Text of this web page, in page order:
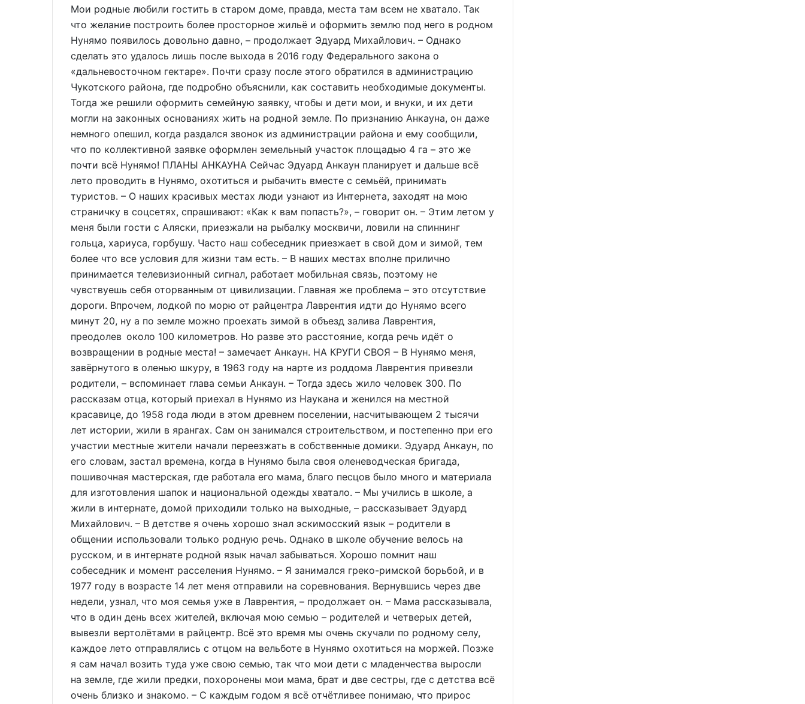
Мои родные любили гостить в старом доме, правда, места там всем не хватало. Так
что желание построить более просторное жильё и оформить землю под него в родном
Нунямо появилось довольно давно, – продолжает Эдуард Михайлович. – Однако
сделать это удалось лишь после выхода в 2016 году Федерального закона о
«дальневосточном гектаре». Почти сразу после этого обратился в администрацию
Чукотского района, где подробно объяснили, как составить необходимые документы.
Тогда же решили оформить семейную заявку, чтобы и дети мои, и внуки, и их дети
могли на законных основаниях жить на родной земле. По признанию Анкауна, он даже
немного опешил, когда раздался звонок из администрации района и ему сообщили,
что по коллективной заявке оформлен земельный участок площадью 4 га – это же
почти всё Нунямо! ПЛАНЫ АНКАУНА Сейчас Эдуард Анкаун планирует и дальше всё
лето проводить в Нунямо, охотиться и рыбачить вместе с семьёй, принимать
туристов. – О наших красивых местах люди узнают из Интернета, заходят на мою
страничку в соцсетях, спрашивают: «Как к вам попасть?», – говорит он. – Этим летом у
меня были гости с Аляски, приезжали на рыбалку москвичи, ловили на спиннинг
гольца, хариуса, горбушу. Часто наш собеседник приезжает в свой дом и зимой, тем
более что все условия для жизни там есть. – В наших местах вполне прилично
принимается телевизионный сигнал, работает мобильная связь, поэтому не
чувствуешь себя оторванным от цивилизации. Главная же проблема – это отсутствие
дороги. Впрочем, лодкой по морю от райцентра Лаврентия идти до Нунямо всего
минут 20, ну а по земле можно проехать зимой в объезд залива Лаврентия,
преодолев около 100 километров. Но разве это расстояние, когда речь идёт о
возвращении в родные места! – замечает Анкаун. НА КРУГИ СВОЯ – В Нунямо меня,
завёрнутого в оленью шкуру, в 1963 году на нарте из роддома Лаврентия привезли
родители, – вспоминает глава семьи Анкаун. – Тогда здесь жило человек 300. По
рассказам отца, который приехал в Нунямо из Наукана и женился на местной
красавице, до 1958 года люди в этом древнем поселении, насчитывающем 2 тысячи
лет истории, жили в ярангах. Сам он занимался строительством, и постепенно при его
участии местные жители начали переезжать в собственные домики. Эдуард Анкаун, по
его словам, застал времена, когда в Нунямо была своя оленеводческая бригада,
пошивочная мастерская, где работала его мама, благо песцов было много и материала
для изготовления шапок и национальной одежды хватало. – Мы учились в школе, а
жили в интернате, домой приходили только на выходные, – рассказывает Эдуард
Михайлович. – В детстве я очень хорошо знал эскимосский язык – родители в
общении использовали только родную речь. Однако в школе обучение велось на
русском, и в интернате родной язык начал забываться. Хорошо помнит наш
собеседник и момент расселения Нунямо. – Я занимался греко-римской борьбой, и в
1977 году в возрасте 14 лет меня отправили на соревнования. Вернувшись через две
недели, узнал, что моя семья уже в Лаврентия, – продолжает он. – Мама рассказывала,
что в один день всех жителей, включая мою семью – родителей и четверых детей,
вывезли вертолётами в райцентр. Всё это время мы очень скучали по родному селу,
каждое лето отправлялись с отцом на вельботе в Нунямо охотиться на моржей. Позже
я сам начал возить туда уже свою семью, так что мои дети с младенчества выросли
на земле, где жили предки, похоронены мои мама, брат и две сестры, где с детства всё
очень близко и знакомо. – С каждым годом я всё отчётливее понимаю, что прирос